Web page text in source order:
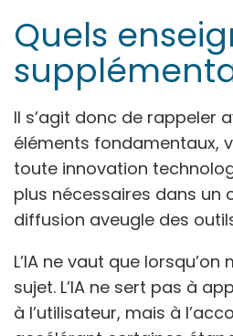
Quels
Il s’agit donc de rappeler
éléments fondamentaux,
toute innovation
plus nécessaires dans un
diffusion aveugle des outils
L’IA ne vaut que
sujet. L’IA ne sert pas à
à l’utilisateur, mais à